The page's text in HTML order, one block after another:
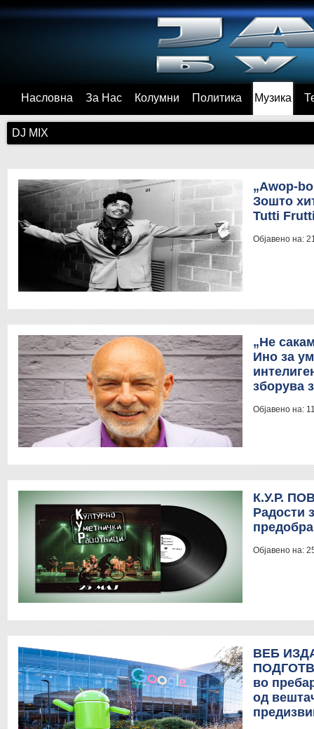
Насловна За Нас Колумни Политика Музика
DJ MIX
„Awop-
Зошто
Tutti
Објавено на:
„Не
Ино за
зборува
Објавено на:
К.У.Р.
Радости
Објавено на:
ВЕБ
во
од